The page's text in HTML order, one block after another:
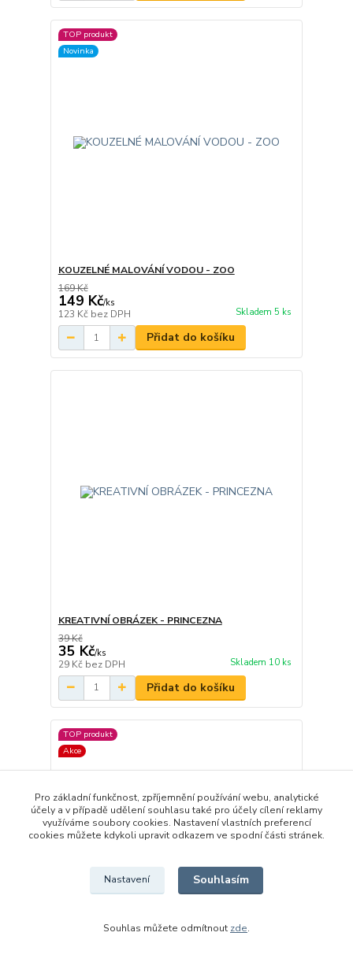
TOP produkt
Novinka
KOUZELNÉ MALOVÁNÍ VODOU - ZOO
169 Kč
149 Kč/ks
123 Kč bez DPH Skladem 5 ks
Přidat do košíku
KREATIVNÍ OBRÁZEK - PRINCEZNA
39 Kč
35 Kč/ks
29 Kč bez DPH Skladem 10 ks
Přidat do košíku
TOP produkt
Akce
Pro základní funkčnost, zpříjemnění používání webu, analytické
účely a v případě udělení souhlasu také pro účely cílení reklamy
využíváme soubory cookies. Nastavení vlastních preferencí
cookies můžete kdykoli upravit odkazem ve spodní části stránek.
Nastavení Souhlasím
Souhlas můžete odmítnout zde.